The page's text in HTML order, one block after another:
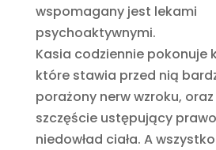
wspomagany jest lekami
psychoaktywnymi.
Kasia codziennie pokonuje
które stawia przed nią
porażony nerw wzroku, oraz
szczęście ustępujący
niedowład ciała. A